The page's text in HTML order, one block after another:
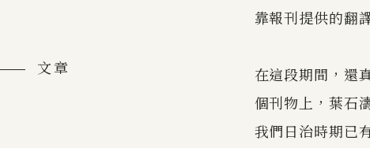
文章
靠報刊提供的翻
在這段期間，還
個刊物上，葉石
我們日治時期已